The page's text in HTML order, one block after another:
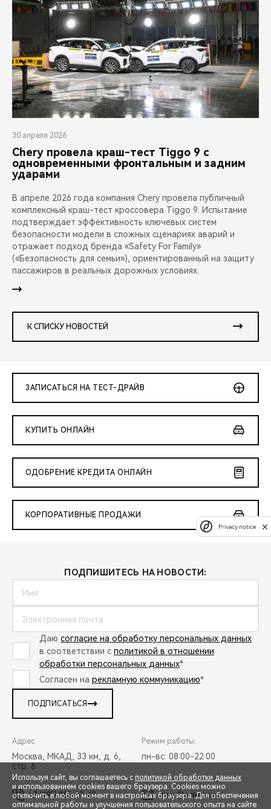
30 апреля 2026
Chery провела краш-тест Tiggo 9 с
одновременными фронтальным и задним
ударами
В апреле 2026 года компания Chery провела публичный
комплексный краш-тест кроссовера Tiggo 9. Испытание
подтверждает эффективность ключевых систем
безопасности модели в сложных сценариях аварий и
отражает подход бренда «Safety For Family»
(«Безопасность для семьи»), ориентированный на защиту
пассажиров в реальных дорожных условиях.
К СПИСКУ НОВОСТЕЙ
ЗАПИСАТЬСЯ НА ТЕСТ-ДРАЙВ
КУПИТЬ ОНЛАЙН
ОДОБРЕНИЕ КРЕДИТА ОНЛАЙН
КОРПОРАТИВНЫЕ ПРОДАЖИ
ПОДПИШИТЕСЬ НА НОВОСТИ:
Даю согласие на обработку персональных данных
в соответствии с политикой в отношении
обработки персональных данных*
Согласен на рекламную коммуникацию*
ПОДПИСАТЬСЯ
Адрес:
Москва, МКАД, 33 км, д. 6,
стр. 6
Режим работы:
пн-вс: 08:00-22:00
+7 (495) 065-37-60 chery@peleton.ru
Используя сайт, вы соглашаетесь с политикой обработки данных
и использованием cookies вашего браузера. Cookies можно
отключить в любой момент в настройках браузера. Для обеспечения
оптимальной работы и улучшения пользовательского опыта на сайте
Privacy notice